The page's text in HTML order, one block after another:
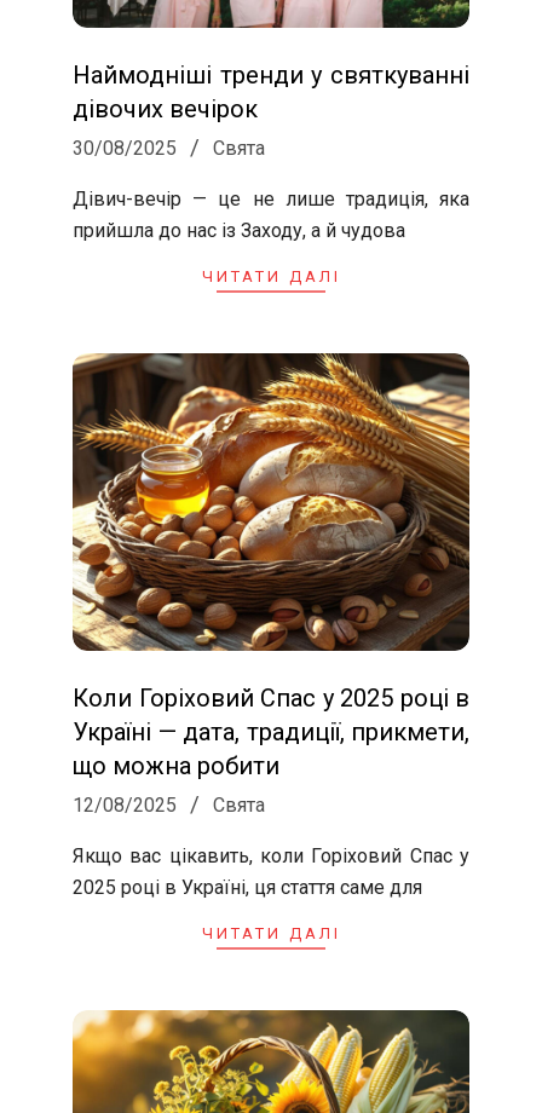
Наймодніші тренди у святкуванні
дівочих вечірок
2025-
30
30/08/2025 Свята
Дівич-вечір — це не лише традиція, яка
прийшла до нас із Заходу, а й чудова
ЧИТАТИ ДАЛІ
Коли Горіховий Спас у 2025 році в
Україні — дата, традиції, прикмети,
що можна робити
2025-
12
12/08/2025 Свята
Якщо вас цікавить, коли Горіховий Спас у
2025 році в Україні, ця стаття саме для
ЧИТАТИ ДАЛІ